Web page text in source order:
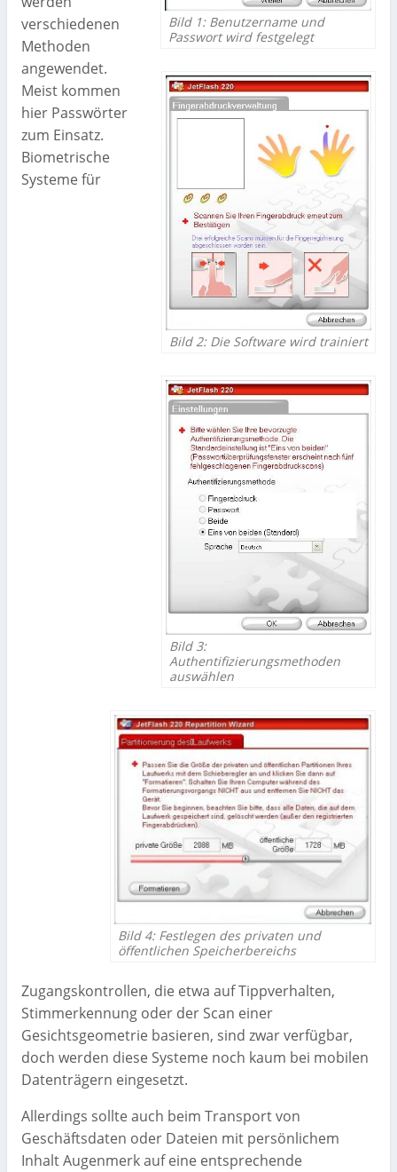
Bild 1: Benutzername und
Passwort wird festgelegt
Bild 2: Die Software wird trainiert
Bild 3:
Authentifizierungsmethoden
auswählen
Bild 4: Festlegen des privaten und
öffentlichen Speicherbereichs
verschiedenen
Methoden
angewendet.
Meist kommen
hier Passwörter
zum Einsatz.
Biometrische
Systeme für
Zugangskontrollen, die etwa auf Tippverhalten,
Stimmerkennung oder der Scan einer
Gesichtsgeometrie basieren, sind zwar verfügbar,
doch werden diese Systeme noch kaum bei mobilen
Datenträgern eingesetzt.
Allerdings sollte auch beim Transport von
Geschäftsdaten oder Dateien mit persönlichem
Inhalt Augenmerk auf eine entsprechende